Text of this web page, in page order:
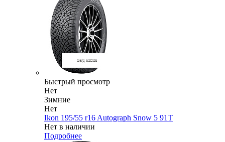
Быстрый просмотр
Нет
Зимние
Нет
Ikon 195/55 r16 Autograph Snow 5 91T
Нет в наличии
Подробнее